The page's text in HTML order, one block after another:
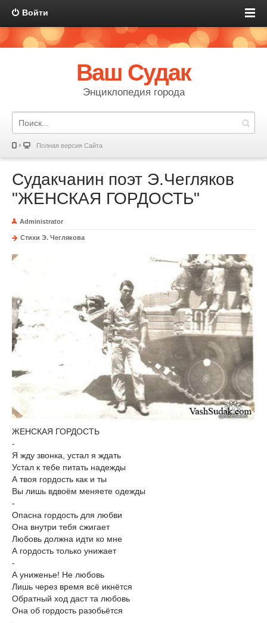
Войти
Ваш Судак
Энциклопедия города
Полная версия Сайта
Судакчанин поэт Э.Чегляков
"ЖЕНСКАЯ ГОРДОСТЬ"
Administrator
Стихи Э. Чеглякова
ЖЕНСКАЯ ГОРДОСТЬ
-
Я жду звонка, устал я ждать
Устал к тебе питать надежды
А твоя гордость как и ты
Вы лишь вдвоём меняете одежды
-
Опасна гордость для любви
Она внутри тебя сжигает
Любовь должна идти ко мне
А гордость только унижает
-
А униженье! Не любовь
Лишь через время всё икнётся
Обратный ход даст та любовь
Она об гордость разобьётся